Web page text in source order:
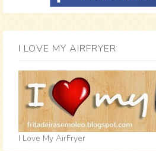
I LOVE MY AIRFRYER
I Love My AirFryer